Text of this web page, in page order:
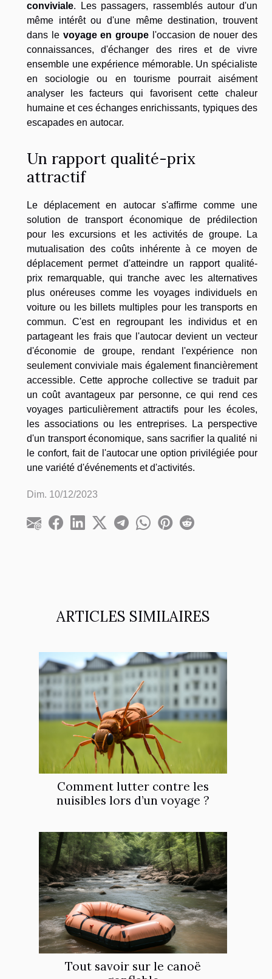
ARTICLES SIMILAIRES
Comment lutter contre les
nuisibles lors d’un voyage ?
Tout savoir sur le canoë
conviviale. Les passagers, rassemblés autour d'un
même intérêt ou d'une même destination, trouvent
dans le voyage en groupe l'occasion de nouer des
connaissances, d'échanger des rires et de vivre
ensemble une expérience mémorable. Un spécialiste
en sociologie ou en tourisme pourrait aisément
analyser les facteurs qui favorisent cette chaleur
humaine et ces échanges enrichissants, typiques des
escapades en autocar.
Un rapport qualité-prix
attractif
Le déplacement en autocar s'affirme comme une
solution de transport économique de prédilection
pour les excursions et les activités de groupe. La
mutualisation des coûts inhérente à ce moyen de
déplacement permet d'atteindre un rapport qualité-
prix remarquable, qui tranche avec les alternatives
plus onéreuses comme les voyages individuels en
voiture ou les billets multiples pour les transports en
commun. C'est en regroupant les individus et en
partageant les frais que l'autocar devient un vecteur
d'économie de groupe, rendant l'expérience non
seulement conviviale mais également financièrement
accessible. Cette approche collective se traduit par
un coût avantageux par personne, ce qui rend ces
voyages particulièrement attractifs pour les écoles,
les associations ou les entreprises. La perspective
d'un transport économique, sans sacrifier la qualité ni
le confort, fait de l'autocar une option privilégiée pour
une variété d'événements et d'activités.
Dim. 10/12/2023